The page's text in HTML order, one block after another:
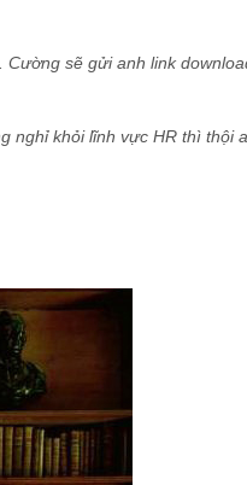
sẽ gửi anh link
nghỉ khỏi lĩnh vực HR thì thội